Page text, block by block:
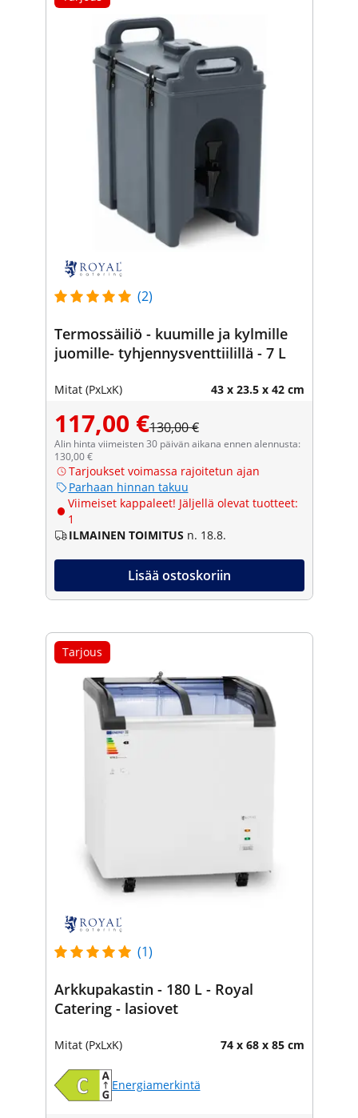
(2)
Termossäiliö - kuumille ja kylmille
juomille- tyhjennysventtiilillä - 7 L
Mitat (PxLxK) 43 x 23.5 x 42 cm
117,00 €130,00 €
Alin hinta viimeisten 30 päivän aikana ennen alennusta:
130,00 €
Tarjoukset voimassa rajoitetun ajan
Parhaan hinnan takuu
Viimeiset kappaleet! Jäljellä olevat tuotteet:
1
ILMAINEN TOIMITUS n. 18.8.
Lisää ostoskoriin
Tarjous
(1)
Arkkupakastin - 180 L - Royal
Catering - lasiovet
Mitat (PxLxK) 74 x 68 x 85 cm
Energiamerkintä